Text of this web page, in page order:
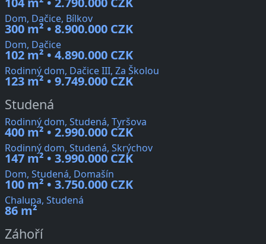
Dom, Dačice, Bílkov
300 m² • 8.900.000 CZK
Dom, Dačice
102 m² • 4.890.000 CZK
Rodinný dom, Dačice III, Za Školou
123 m² • 9.749.000 CZK
Studená
Rodinný dom, Studená, Tyršova
400 m² • 2.990.000 CZK
Rodinný dom, Studená, Skrýchov
147 m² • 3.990.000 CZK
Dom, Studená, Domašín
100 m² • 3.750.000 CZK
Chalupa, Studená
86 m²
Záhoří